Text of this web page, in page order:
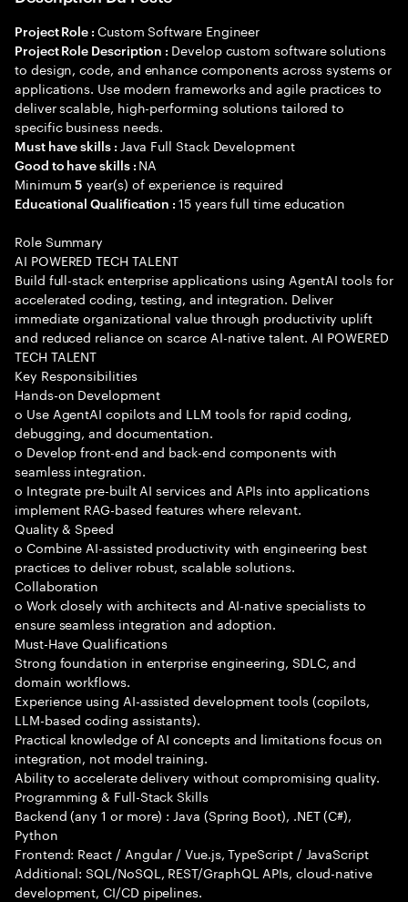
Project Role : Custom Software Engineer
Project Role Description : Develop custom software solutions
to design, code, and enhance components across systems or
applications. Use modern frameworks and agile practices to
deliver scalable, high-performing solutions tailored to
specific business needs.
Must have skills : Java Full Stack Development
Good to have skills : NA
Minimum5 year(s) of experience is required
Educational Qualification :15 years full time education
Role Summary
AI POWERED TECH TALENT
Build full-stack enterprise applications using AgentAI tools for
accelerated coding, testing, and integration. Deliver
immediate organizational value through productivity uplift
and reduced reliance on scarce AI-native talent. AI POWERED
TECH TALENT
Key Responsibilities
Hands-on Development
o Use AgentAI copilots and LLM tools for rapid coding,
debugging, and documentation.
o Develop front-end and back-end components with
seamless integration.
o Integrate pre-built AI services and APIs into applications
implement RAG-based features where relevant.
Quality & Speed
o Combine AI-assisted productivity with engineering best
practices to deliver robust, scalable solutions.
Collaboration
o Work closely with architects and AI-native specialists to
ensure seamless integration and adoption.
Must-Have Qualifications
Strong foundation in enterprise engineering, SDLC, and
domain workflows.
Experience using AI-assisted development tools (copilots,
LLM-based coding assistants).
Practical knowledge of AI concepts and limitations focus on
integration, not model training.
Ability to accelerate delivery without compromising quality.
Programming & Full-Stack Skills
Backend (any 1 or more) : Java (Spring Boot), .NET (C#),
Python
Frontend: React / Angular / Vue.js, TypeScript / JavaScript
Additional: SQL/NoSQL, REST/GraphQL APIs, cloud-native
development, CI/CD pipelines.